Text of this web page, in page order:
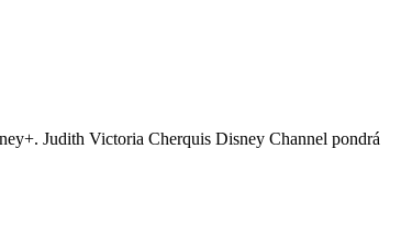
Judith Victoria Cherquis Disney Channel pondrá